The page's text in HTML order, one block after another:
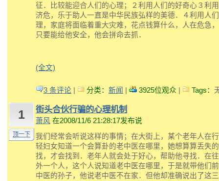
征．比较能迎合人们的心理；２利用人们的好奇心３利
济危，乐于助人一直是中华民族弘样的美德．４利用人
理，家庭将面临着重大灾难，花点钱算什么，人在危急
只要能给他安全，他会拼命去抓．
(全文)
3 条评论 分类： 新闻 3925位观众 Tags：
1
顶一下
街头合伙行骗的心理机制
萧风 在2008/11/6 21:28:17发布说
我们经常会听说这样的事情；在大街上，某个老年人在
轻妇女知道一个会算卦的老中医在哪里，她想算算丢失
找，才会找到．老年人就会处于好心，帮助他寻找．在
外一个人，这个人说知道老中医在哪里，于是就带他们
中医的孙子，他说老中医不在家．但他却准确说出了这